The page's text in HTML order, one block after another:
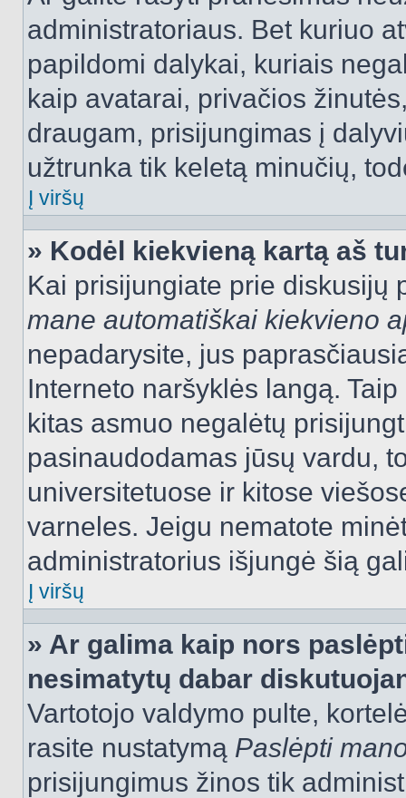
administratoriaus. Bet kuriuo
papildomi dalykai, kuriais
kaip avatarai, privačios
draugam, prisijungimas į
užtrunka tik keletą minučių,
Į viršų
» Kodėl kiekvieną kartą aš
Kai prisijungiate prie diskusijų
mane automatiškai kiekvieno
nepadarysite, jus
Interneto naršyklės langą.
kitas asmuo negalėtų
pasinaudodamas jūsų vardu,
universitetuose ir kitose
varneles. Jeigu nematote
administratorius išjungė šią
Į viršų
» Ar galima kaip nors
nesimatytų dabar
Vartotojo valdymo pulte,
rasite nustatymą Paslėpti
prisijungimus žinos tik